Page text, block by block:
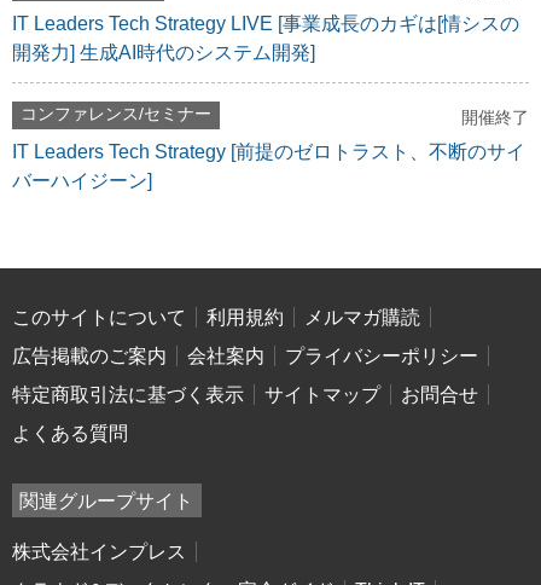
IT Leaders Tech Strategy LIVE [事業成長のカギは[情シスの
開発力] 生成AI時代のシステム開発]
コンファレンス/セミナー 開催終了
IT Leaders Tech Strategy [前提のゼロトラスト、不断のサイ
バーハイジーン]
このサイトについて 利用規約
メルマガ購読
広告掲載のご案内
会社案内
プライバシーポリシー
特定商取引法に基づく表示
サイトマップ
お問合せ
よくある質問
関連グループサイト
株式会社インプレス